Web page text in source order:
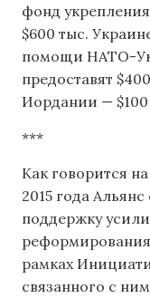
фонд
$600 тыс.
помощи НАТО-
предоставят
Иордании — $100
***
Как говорится
2015 года
поддержку
рамках
связанного с